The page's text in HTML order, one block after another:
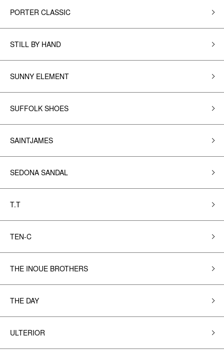
PORTER CLASSIC
STILL BY HAND
SUNNY ELEMENT
SUFFOLK SHOES
SAINTJAMES
SEDONA SANDAL
T.T
TEN-C
THE INOUE BROTHERS
THE DAY
ULTERIOR